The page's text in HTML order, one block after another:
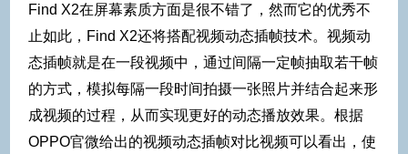
Find X2在屏幕素质方面是很不错了，然而它的优秀不
止如此，Find X2还将搭配视频动态插帧技术。视频动
态插帧就是在一段视频中，通过间隔一定帧抽取若干帧
的方式，模拟每隔一段时间拍摄一张照片并结合起来形
成视频的过程，从而实现更好的动态播放效果。根据
OPPO官微给出的视频动态插帧对比视频可以看出，使